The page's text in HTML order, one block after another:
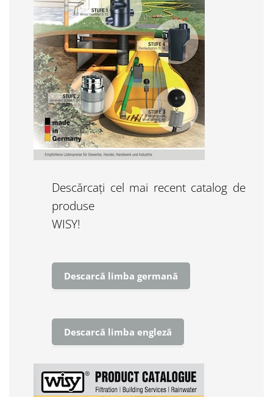
Descărcați cel mai recent catalog de
produse
WISY!
Descarcă limba germană
Descarcă limba engleză